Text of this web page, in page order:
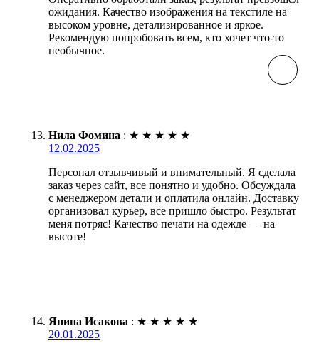
ожидания. Качество изображения на текстиле на
высоком уровне, детализированное и яркое.
Рекомендую попробовать всем, кто хочет что-то
необычное.
Нила Фомина : ★ ★ ★ ★ ★
12.02.2025
Персонал отзывчивый и внимательный. Я сделала
заказ через сайт, все понятно и удобно. Обсуждала
с менеджером детали и оплатила онлайн. Доставку
организовал курьер, все пришло быстро. Результат
меня потряс! Качество печати на одежде — на
высоте!
Янина Исакова : ★ ★ ★ ★ ★
20.01.2025